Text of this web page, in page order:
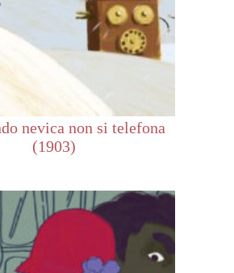
nevica non si telefona
(1903)